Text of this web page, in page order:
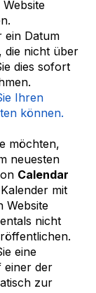
ein Datum
die nicht über
dies sofort
Ihren
können.
möchten,
neuesten
Calendar
mit
Website
nicht
eine
einer der
zur